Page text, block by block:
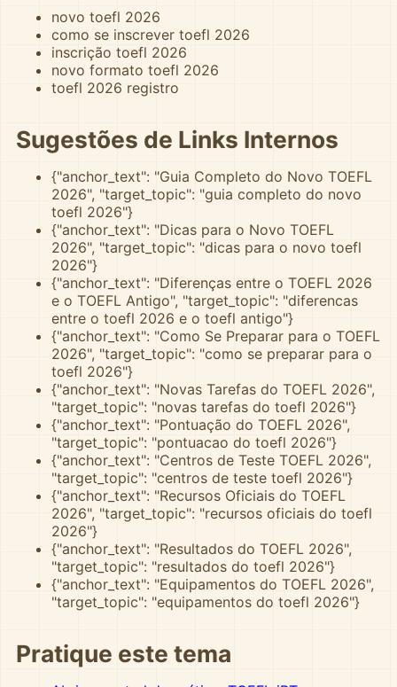
novo toefl 2026
como se inscrever toefl 2026
inscrição toefl 2026
novo formato toefl 2026
toefl 2026 registro
Sugestões de Links Internos
{"anchor_text": "Guia Completo do Novo TOEFL
2026", "target_topic": "guia completo do novo
toefl 2026"}
{"anchor_text": "Dicas para o Novo TOEFL
2026", "target_topic": "dicas para o novo toefl
2026"}
{"anchor_text": "Diferenças entre o TOEFL 2026
e o TOEFL Antigo", "target_topic": "diferencas
entre o toefl 2026 e o toefl antigo"}
{"anchor_text": "Como Se Preparar para o TOEFL
2026", "target_topic": "como se preparar para o
toefl 2026"}
{"anchor_text": "Novas Tarefas do TOEFL 2026",
"target_topic": "novas tarefas do toefl 2026"}
{"anchor_text": "Pontuação do TOEFL 2026",
"target_topic": "pontuacao do toefl 2026"}
{"anchor_text": "Centros de Teste TOEFL 2026",
"target_topic": "centros de teste toefl 2026"}
{"anchor_text": "Recursos Oficiais do TOEFL
2026", "target_topic": "recursos oficiais do toefl
2026"}
{"anchor_text": "Resultados do TOEFL 2026",
"target_topic": "resultados do toefl 2026"}
{"anchor_text": "Equipamentos do TOEFL 2026",
"target_topic": "equipamentos do toefl 2026"}
Pratique este tema